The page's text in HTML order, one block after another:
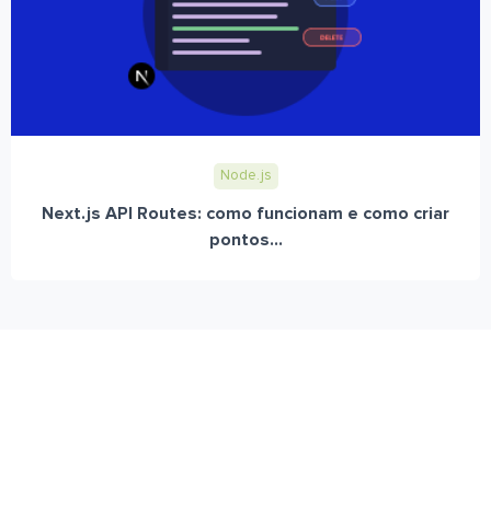
Node.js
Next.js API Routes: como funcionam e como criar
pontos...